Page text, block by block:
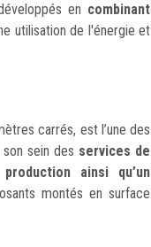
en combinant
utilisation de l'énergie et
carrés, est l’une des
sein des services de
ainsi qu’un
montés en surface